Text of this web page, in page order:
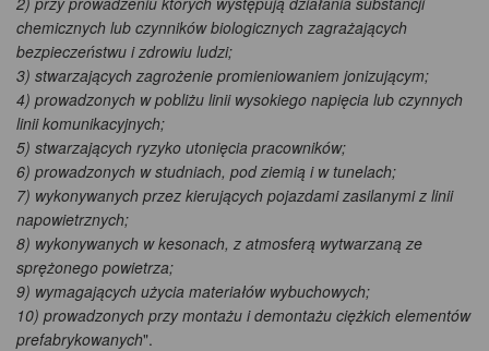
chemicznych lub czynników biologicznych zagrażających
bezpieczeństwu i zdrowiu ludzi;
3) stwarzających zagrożenie promieniowaniem jonizującym;
4) prowadzonych w pobliżu linii wysokiego napięcia lub czynnych
linii komunikacyjnych;
5) stwarzających ryzyko utonięcia pracowników;
6) prowadzonych w studniach, pod ziemią i w tunelach;
7) wykonywanych przez kierujących pojazdami zasilanymi z linii
napowietrznych;
8) wykonywanych w kesonach, z atmosferą wytwarzaną ze
sprężonego powietrza;
9) wymagających użycia materiałów wybuchowych;
10) prowadzonych przy montażu i demontażu ciężkich elementów
prefabrykowanych".